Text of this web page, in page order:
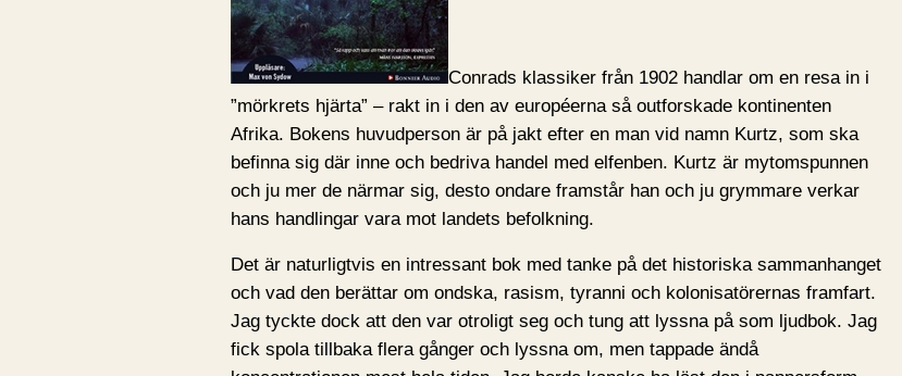
Conrads klassiker från 1902 handlar om en resa in i
”mörkrets hjärta” – rakt in i den av européerna så outforskade kontinenten
Afrika. Bokens huvudperson är på jakt efter en man vid namn Kurtz, som ska
befinna sig där inne och bedriva handel med elfenben. Kurtz är mytomspunnen
och ju mer de närmar sig, desto ondare framstår han och ju grymmare verkar
hans handlingar vara mot landets befolkning.
Det är naturligtvis en intressant bok med tanke på det historiska sammanhanget
och vad den berättar om ondska, rasism, tyranni och kolonisatörernas framfart.
Jag tyckte dock att den var otroligt seg och tung att lyssna på som ljudbok. Jag
fick spola tillbaka flera gånger och lyssna om, men tappade ändå